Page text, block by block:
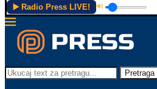
▶️ Radio Press LIVE! 🔊
Pretraga